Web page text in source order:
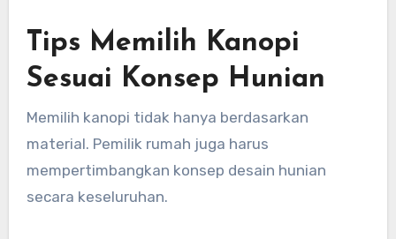
Tips Memilih Kanopi
Sesuai Konsep Hunian
Memilih kanopi tidak hanya berdasarkan
material. Pemilik rumah juga harus
mempertimbangkan konsep desain hunian
secara keseluruhan.